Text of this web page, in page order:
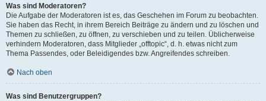
Was sind Moderatoren?
Die Aufgabe der Moderatoren ist es, das Geschehen im Forum zu beobachten.
Sie haben das Recht, in ihrem Bereich Beiträge zu ändern und zu löschen und
Themen zu schließen, zu öffnen, zu verschieben und zu teilen. Üblicherweise
verhindern Moderatoren, dass Mitglieder „offtopic“, d. h. etwas nicht zum
Thema Passendes, oder Beleidigendes bzw. Angreifendes schreiben.
Nach oben
Was sind Benutzergruppen?